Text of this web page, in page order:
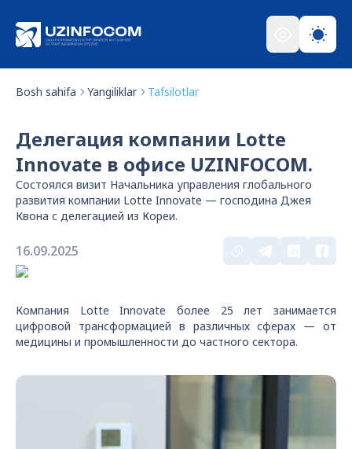
Bosh sahifa Yangiliklar Tafsilotlar
Делегация компании Lotte
Innovate в офисе UZINFOCOM.
Состоялся визит Начальника управления глобального
развития компании Lotte Innovate — господина Джея
Квона с делегацией из Кореи.
16.09.2025
Компания Lotte Innovate более 25 лет занимается
цифровой трансформацией в различных сферах — от
медицины и промышленности до частного сектора.